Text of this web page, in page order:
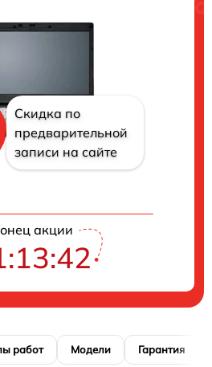
Скидка по
предварительной
записи на сайте
акции
работ Модели Гарантия